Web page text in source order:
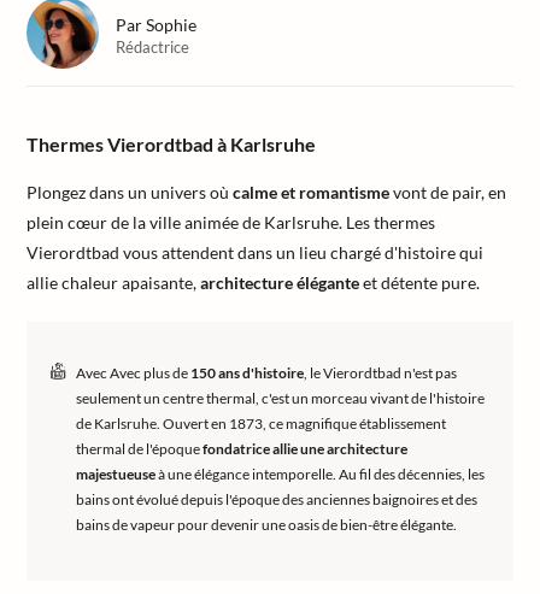
Thermes Vierordtbad à Karlsruhe
Plongez dans un univers où calme et romantismevont de pair, en
plein cœur de la ville animée de Karlsruhe. Les thermes
Vierordtbad vous attendent dans un lieu chargé d'histoire qui
allie chaleur apaisante,architecture éléganteet détente pure.
Avec Avec plus de 150 ans d'histoire, le Vierordtbad n'est pas
seulement un centre thermal, c'est un morceau vivant de l'histoire
de Karlsruhe. Ouvert en 1873, ce magnifique établissement
thermal de l'époquefondatrice allie une architecture
majestueuseà une élégance intemporelle. Au fil des décennies, les
bains ont évolué depuis l'époque des anciennes baignoires et des
bains de vapeur pour devenir une oasis de bien-être élégante.
ParSophie
Rédactrice